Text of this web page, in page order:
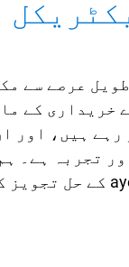
عرصے سے
خریداری کے
رہے ہیں، اور
تجربہ ہے۔